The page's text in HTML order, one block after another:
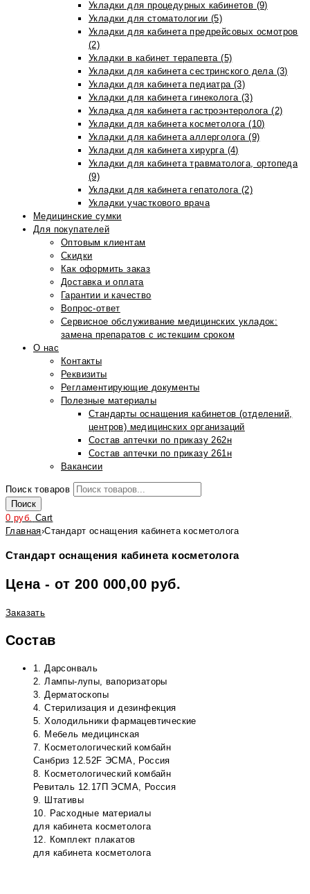
Укладки для процедурных кабинетов (9)
Укладки для стоматологии (5)
Укладки для кабинета предрейсовых осмотров
(2)
Укладки в кабинет терапевта (5)
Укладки для кабинета сестринского дела (3)
Укладки для кабинета педиатра (3)
Укладки для кабинета гинеколога (3)
Укладка для кабинета гастроэнтеролога (2)
Укладки для кабинета косметолога (10)
Укладки для кабинета аллерголога (9)
Укладки для кабинета хирурга (4)
Укладки для кабинета травматолога, ортопеда
(9)
Укладки для кабинета гепатолога (2)
Укладки участкового врача
Медицинские сумки
Для покупателей
Оптовым клиентам
Скидки
Как оформить заказ
Доставка и оплата
Гарантии и качество
Вопрос-ответ
Сервисное обслуживание медицинских укладок:
замена препаратов с истекшим сроком
О нас
Контакты
Реквизиты
Регламентирующие документы
Полезные материалы
Стандарты оснащения кабинетов (отделений,
центров) медицинских организаций
Состав аптечки по приказу 262н
Состав аптечки по приказу 261н
Вакансии
Поиск товаров
Поиск
0 руб. Cart
Главная›Стандарт оснащения кабинета косметолога
Стандарт оснащения кабинета косметолога
Цена - от 200 000,00 руб.
Заказать
Состав
1. Дарсонваль
2. Лампы-лупы, вапоризаторы
3. Дерматоскопы
4. Стерилизация и дезинфекция
5. Холодильники фармацевтические
6. Мебель медицинская
7. Косметологический комбайн
Санбриз 12.52F ЭСМА, Россия
8. Косметологический комбайн
Ревиталь 12.17П ЭСМА, Россия
9. Штативы
10. Расходные материалы
для кабинета косметолога
12. Комплект плакатов
для кабинета косметолога